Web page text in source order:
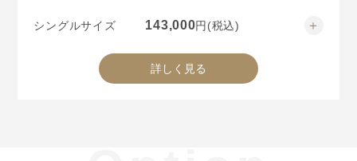
シングルサイズ 143,000円 (税込)
詳しく見る